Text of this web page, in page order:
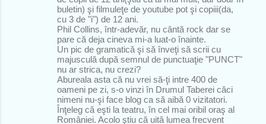
buletin) şi filmuleţe de youtube pot şi copiii(da,
cu 3 de "i") de 12 ani.
Phil Collins, într-adevăr, nu cântă rock dar se
pare că deja cineva mi-a luat-o înainte.
Un pic de gramatică şi să înveţi să scrii cu
majusculă după semnul de punctuaţie "PUNCT"
nu ar strica, nu crezi?
Abureala asta că nu vrei să-ţi intre 400 de
oameni pe zi, s-o vinzi în Drumul Taberei căci
nimeni nu-şi face blog ca să aibă 0 vizitatori.
Înţeleg că eşti la teatru, în cel mai oribil oraş al
României. Acolo ştiu că uită lumea frecvent